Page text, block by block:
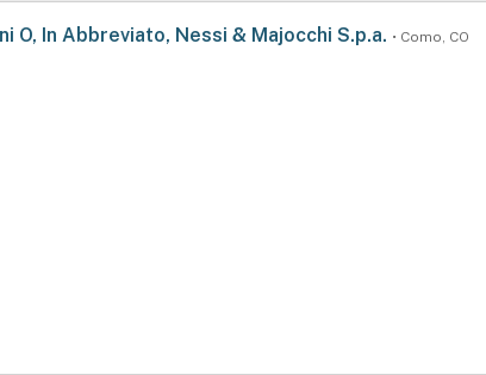
O, In Abbreviato, Nessi & Majocchi S.p.a. • Como, CO